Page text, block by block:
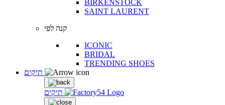
BIRKENSTOCK
SAINT LAURENT
קנה לפי
ICONIC
BRIDAL
TRENDING SHOES
תיקים